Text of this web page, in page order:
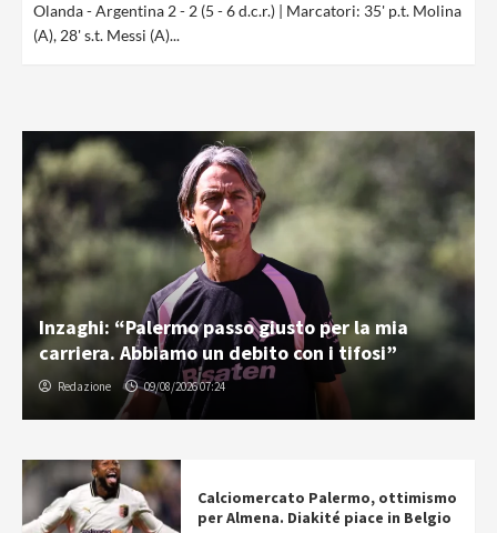
Olanda - Argentina 2 - 2 (5 - 6 d.c.r.) | Marcatori: 35' p.t. Molina
(A), 28' s.t. Messi (A)...
Inzaghi: “Palermo passo giusto per la mia
carriera. Abbiamo un debito con i tifosi”
Redazione 09/08/2026 07:24
Calciomercato Palermo, ottimismo
per Almena. Diakité piace in Belgio